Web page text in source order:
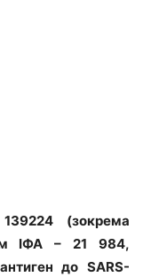
(зокрема
ІФА – 21 984,
до SARS-